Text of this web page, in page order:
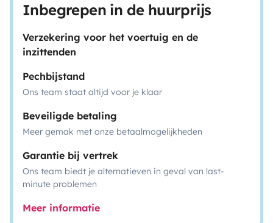
Inbegrepen in de huurprijs
Verzekering voor het voertuig en de
inzittenden
Pechbijstand
Ons team staat altijd voor je klaar
Beveiligde betaling
Meer gemak met onze betaalmogelijkheden
Garantie bij vertrek
Ons team biedt je alternatieven in geval van last-
minute problemen
Meer informatie